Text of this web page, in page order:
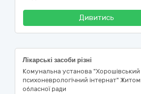
Дивитись
Лікарські засоби різні
Комунальна установа "Хорошівський
психоневрологічний інтернат"
обласної ради